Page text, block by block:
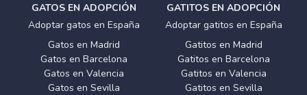
GATOS EN ADOPCIÓN
Adoptar gatos en España
Gatos en Madrid
Gatos en Barcelona
Gatos en Valencia
Gatos en Sevilla
GATITOS EN ADOPCIÓN
Adoptar gatitos en España
Gatitos en Madrid
Gatitos en Barcelona
Gatitos en Valencia
Gatitos en Sevilla